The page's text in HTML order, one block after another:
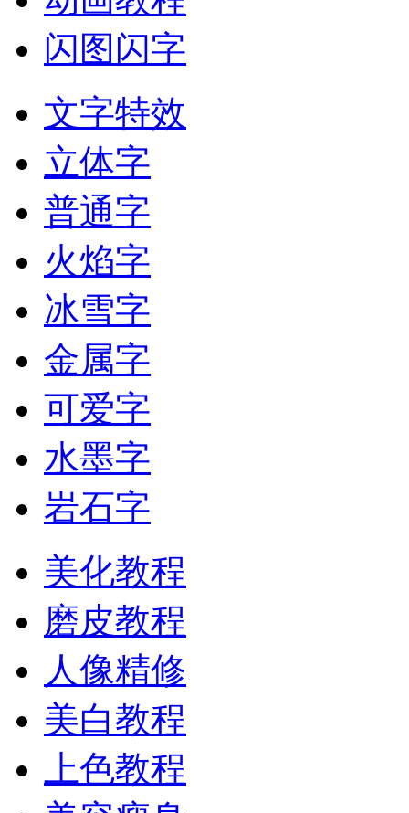
闪图闪字
文字特效
立体字
普通字
火焰字
冰雪字
金属字
可爱字
水墨字
岩石字
美化教程
磨皮教程
人像精修
美白教程
上色教程